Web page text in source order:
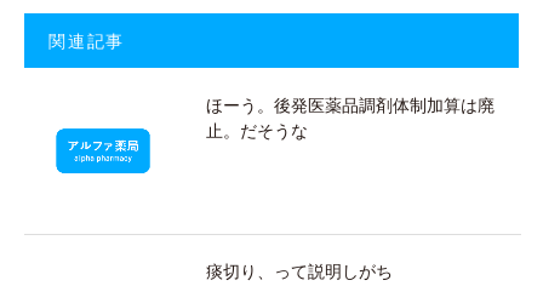
関連記事
ほーう。後発医薬品調剤体制加算は廃
止。だそうな
痰切り、って説明しがち